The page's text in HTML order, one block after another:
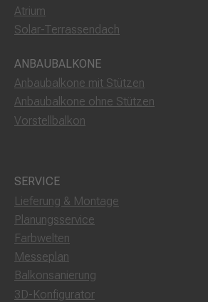
Atrium
Solar-Terrassendach
ANBAUBALKONE
Anbaubalkone mit Stützen
Anbaubalkone ohne Stützen
Vorstellbalkon
SERVICE
Lieferung & Montage
Planungsservice
Farbwelten
Messeplan
Balkonsanierung
3D-Konfigurator